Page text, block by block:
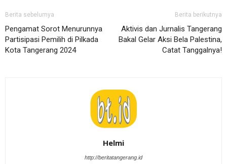
Berita sebelumya
Pengamat Sorot Menurunnya
Partisipasi Pemilih di Pilkada
Kota Tangerang 2024
Berita berikutnya
Aktivis dan Jurnalis Tangerang
Bakal Gelar Aksi Bela Palestina,
Catat Tanggalnya!
Helmi
http://beritatangerang.id